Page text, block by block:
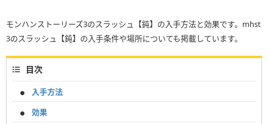
モンハンストーリーズ3のスラッシュ【鈍】の入手方法と効果です。mhst
3のスラッシュ【鈍】の入手条件や場所についても掲載しています。
目次
入手方法
効果